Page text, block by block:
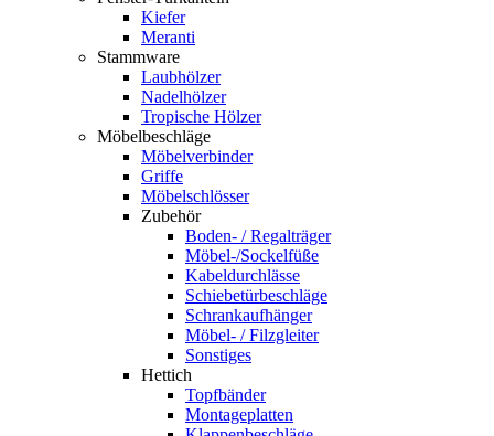
Kiefer
Meranti
Stammware
Laubhölzer
Nadelhölzer
Tropische Hölzer
Möbelbeschläge
Möbelverbinder
Griffe
Möbelschlösser
Zubehör
Boden- / Regalträger
Möbel-/Sockelfüße
Kabeldurchlässe
Schiebetürbeschläge
Schrankaufhänger
Möbel- / Filzgleiter
Sonstiges
Hettich
Topfbänder
Montageplatten